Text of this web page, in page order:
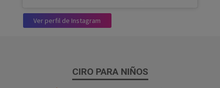
Ver perfil de Instagram
CIRO PARA NIÑOS